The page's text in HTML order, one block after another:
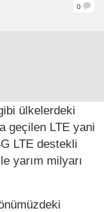
0
ülkelerdeki
geçilen LTE yani
LTE destekli
yarım milyarı